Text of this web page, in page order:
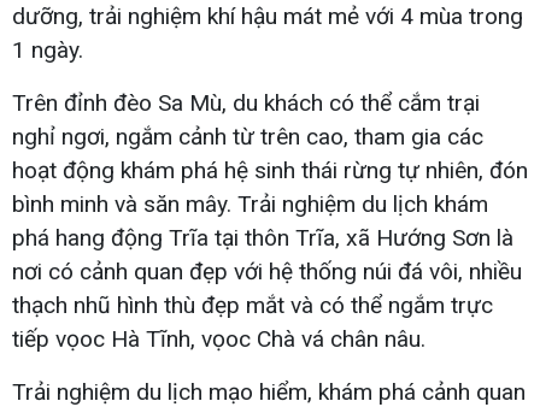
dưỡng, trải nghiệm khí hậu mát mẻ với 4 mùa trong
1 ngày.
Trên đỉnh đèo Sa Mù, du khách có thể cắm trại
nghỉ ngơi, ngắm cảnh từ trên cao, tham gia các
hoạt động khám phá hệ sinh thái rừng tự nhiên, đón
bình minh và săn mây. Trải nghiệm du lịch khám
phá hang động Trĩa tại thôn Trĩa, xã Hướng Sơn là
nơi có cảnh quan đẹp với hệ thống núi đá vôi, nhiều
thạch nhũ hình thù đẹp mắt và có thể ngắm trực
tiếp vọoc Hà Tĩnh, vọoc Chà vá chân nâu.
Trải nghiệm du lịch mạo hiểm, khám phá cảnh quan